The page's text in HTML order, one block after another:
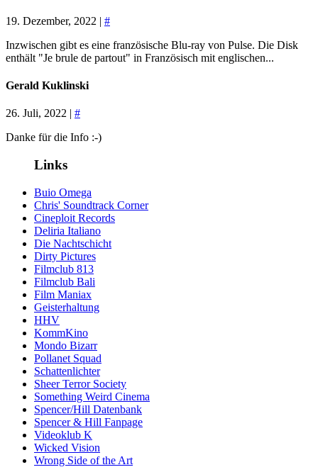
19. Dezember, 2022 | #
Inzwischen gibt es eine französische Blu-ray von Pulse. Die Disk
enthält "Je brule de partout" in Französisch mit englischen...
Gerald Kuklinski
26. Juli, 2022 | #
Danke für die Info :-)
Links
Buio Omega
Chris' Soundtrack Corner
Cineploit Records
Deliria Italiano
Die Nachtschicht
Dirty Pictures
Filmclub 813
Filmclub Bali
Film Maniax
Geisterhaltung
HHV
KommKino
Mondo Bizarr
Pollanet Squad
Schattenlichter
Sheer Terror Society
Something Weird Cinema
Spencer/Hill Datenbank
Spencer & Hill Fanpage
Videoklub K
Wicked Vision
Wrong Side of the Art